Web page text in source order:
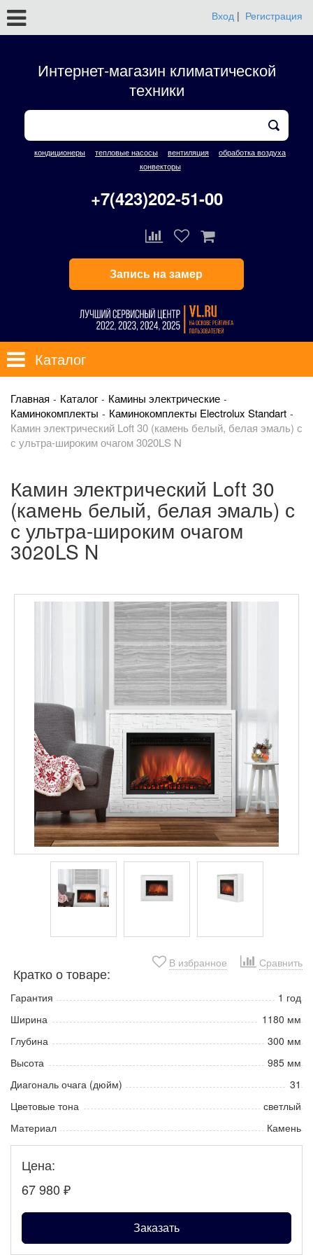
Вход | Регистрация
Интернет-магазин климатической
техники
кондиционеры тепловые насосы вентиляция
обработка воздуха
конвекторы
+7(423)202-51-00
Запись на замер
Каталог
Главная Каталог
Камины электрические
Каминокомплекты
Каминокомплекты Electrolux Standart
Камин электрический Loft 30 (камень белый, белая эмаль) с
с ультра-широким очагом 3020LS N
Камин электрический Loft 30
(камень белый, белая эмаль) с
с ультра-широким очагом
3020LS N
В избранное Сравнить
Кратко о товаре:
Гарантия
1 год
Ширина
1180 мм
Глубина
300 мм
Высота
985 мм
Диагональ очага (дюйм)
31
Цветовые тона
светлый
Материал
Камень
Цена:
67 980 ₽
Заказать